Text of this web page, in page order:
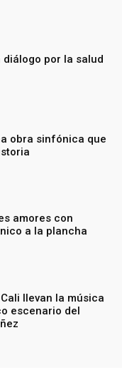
diálogo por la salud
obra sinfónica que
amores con
a la plancha
llevan la música
escenario del